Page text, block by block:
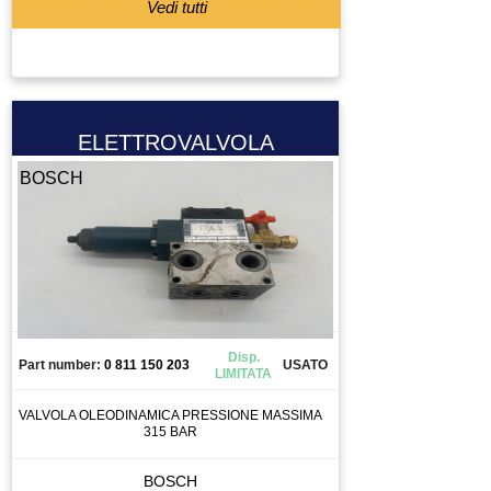
PROGRAMMATORE
PROLUNGA
PULEGGIA
PULSANTE
PULSANTIERA
QUADRO ELETTRICO
RAVVIVATORE
REGOLATORE DI FLUSSO
REGOLATORE DI PRESSIONE
Vedi tutti
ELETTROVALVOLA
BOSCH
Part number: 0 811 150 203
Disp.
LIMITATA
USATO
VALVOLA OLEODINAMICA PRESSIONE MASSIMA
315 BAR
BOSCH